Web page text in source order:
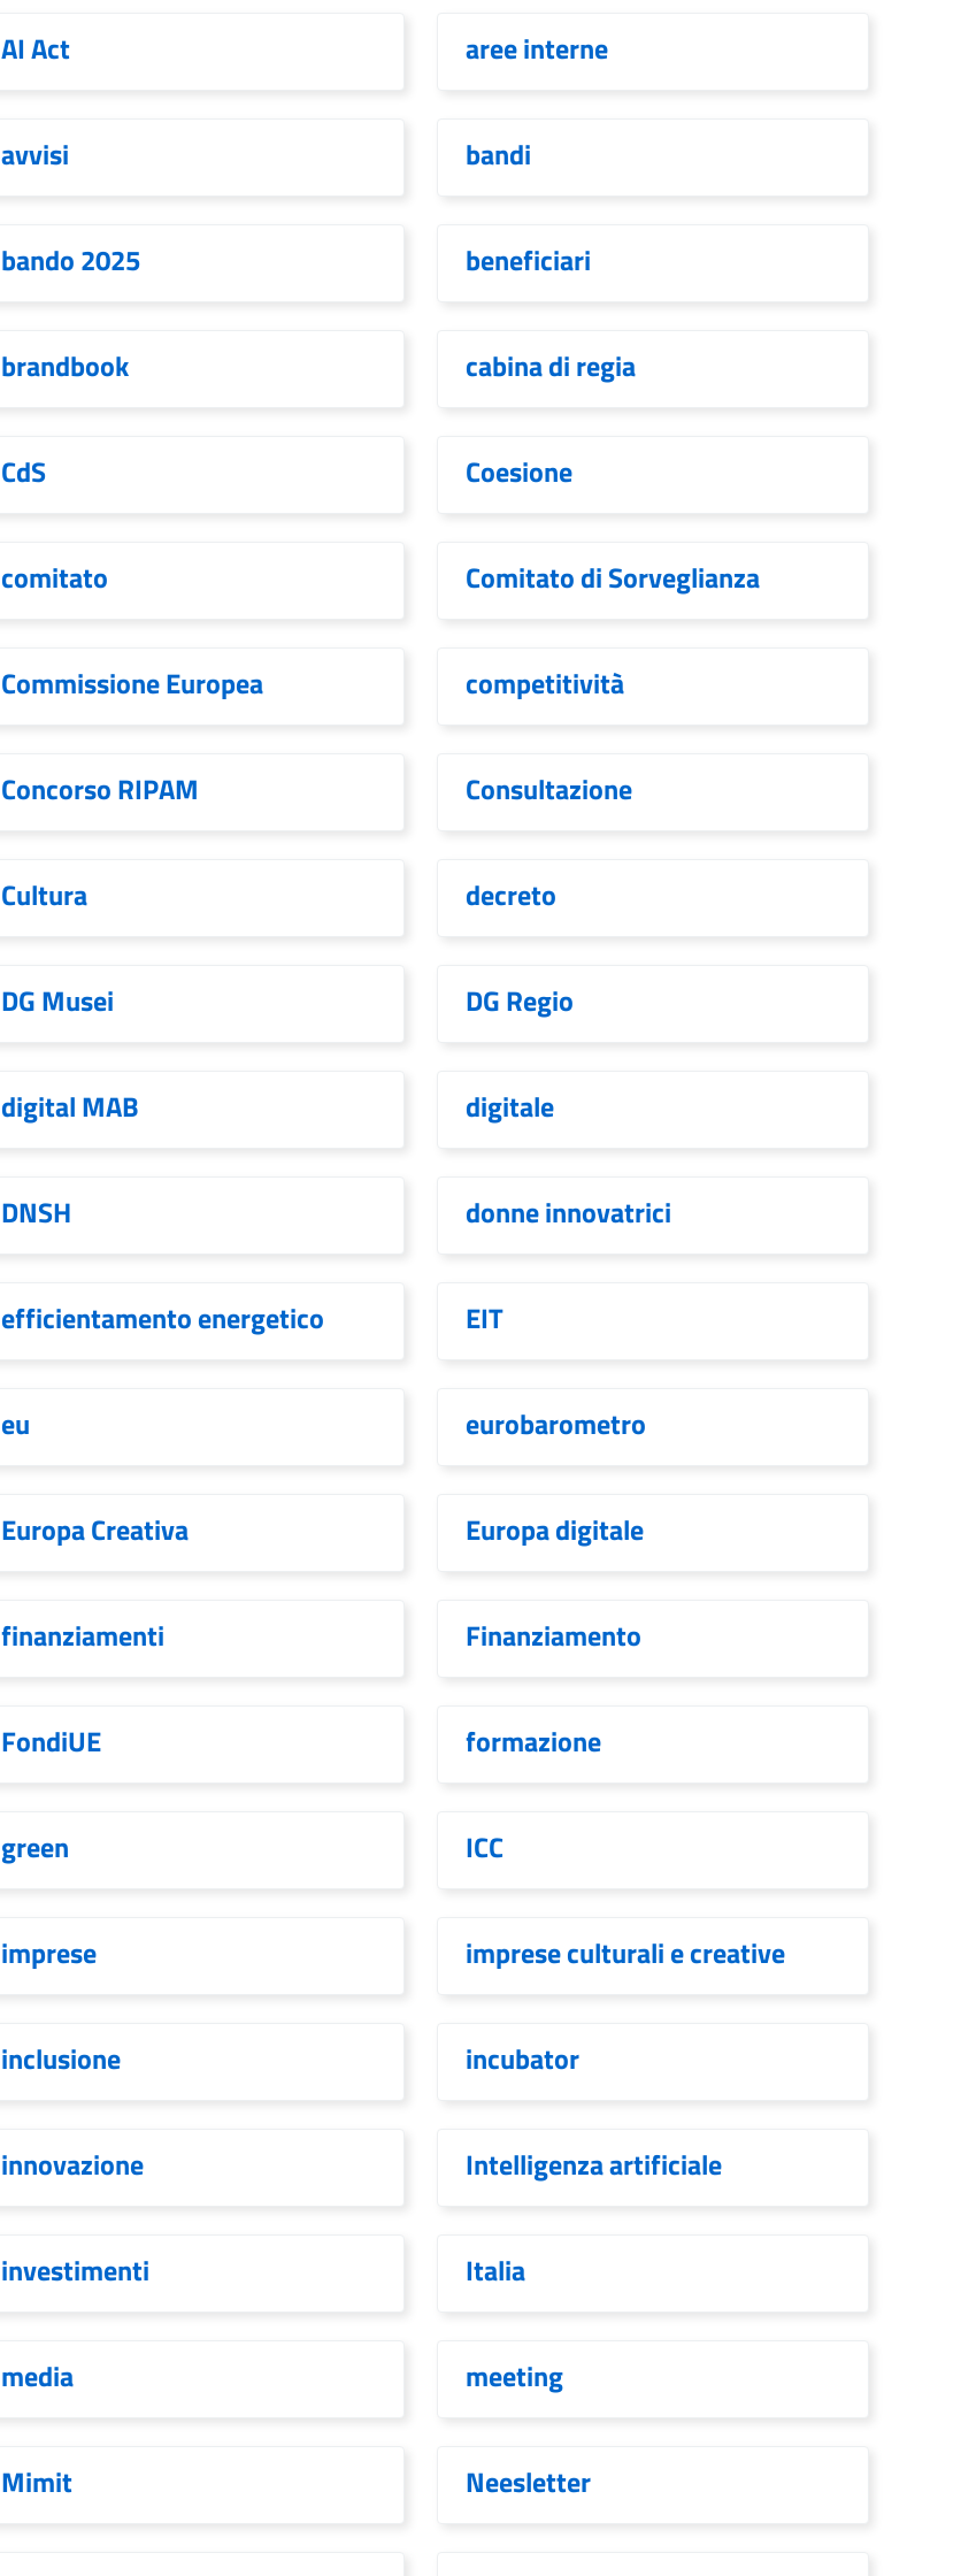
AI Act aree interne
avvisi bandi
bando 2025 beneficiari
brandbook cabina di regia
CdS Coesione
comitato Comitato di Sorveglianza
Commissione Europea competitività
Concorso RIPAM Consultazione
Cultura decreto
DG Musei DG Regio
digital MAB digitale
DNSH donne innovatrici
efficientamento energetico EIT
eu eurobarometro
Europa Creativa Europa digitale
finanziamenti Finanziamento
FondiUE formazione
green ICC
imprese imprese culturali e creative
inclusione incubator
innovazione Intelligenza artificiale
investimenti Italia
media meeting
Mimit Neesletter